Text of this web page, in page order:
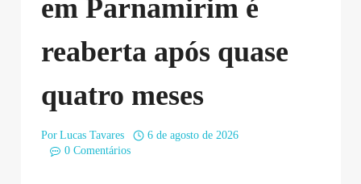
em Parnamirim é
reaberta após quase
quatro meses
Por Lucas Tavares
6 de agosto de 2026
0 Comentários